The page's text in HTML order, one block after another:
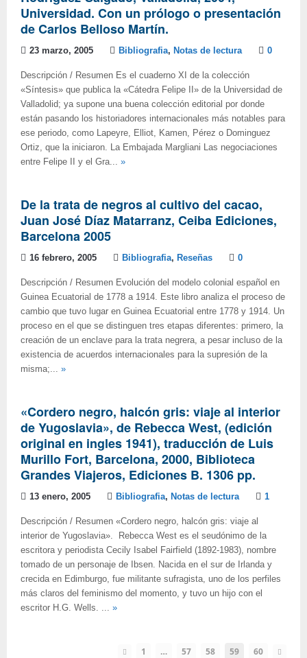
Universidad. Con un prólogo o presentación
de Carlos Belloso Martín.
23 marzo, 2005 Bibliografia, Notas de lectura 0
Descripción / Resumen Es el cuaderno XI de la colección
«Síntesis» que publica la «Cátedra Felipe II» de la Universidad de
Valladolid; ya supone una buena colección editorial por donde
están pasando los historiadores internacionales más notables para
ese periodo, como Lapeyre, Elliot, Kamen, Pérez o Dominguez
Ortiz, que la iniciaron. La Embajada Margliani Las negociaciones
entre Felipe II y el Gra... »
De la trata de negros al cultivo del cacao,
Juan José Díaz Matarranz, Ceiba Ediciones,
Barcelona 2005
16 febrero, 2005 Bibliografia, Reseñas 0
Descripción / Resumen Evolución del modelo colonial español en
Guinea Ecuatorial de 1778 a 1914. Este libro analiza el proceso de
cambio que tuvo lugar en Guinea Ecuatorial entre 1778 y 1914. Un
proceso en el que se distinguen tres etapas diferentes: primero, la
creación de un enclave para la trata negrera, a pesar incluso de la
existencia de acuerdos internacionales para la supresión de la
misma;... »
«Cordero negro, halcón gris: viaje al interior
de Yugoslavia», de Rebecca West, (edición
original en ingles 1941), traducción de Luis
Murillo Fort, Barcelona, 2000, Biblioteca
Grandes Viajeros, Ediciones B. 1306 pp.
13 enero, 2005 Bibliografia, Notas de lectura 1
Descripción / Resumen «Cordero negro, halcón gris: viaje al
interior de Yugoslavia». Rebecca West es el seudónimo de la
escritora y periodista Cecily Isabel Fairfield (1892-1983), nombre
tomado de un personaje de Ibsen. Nacida en el sur de Irlanda y
crecida en Edimburgo, fue militante sufragista, uno de los perfiles
más claros del feminismo del momento, y tuvo un hijo con el
escritor H.G. Wells. ... »
1 … 57 58 59 60